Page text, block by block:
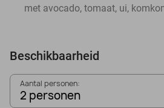
met avocado, tomaat, ui,
Beschikbaarheid
Aantal personen:
2 personen